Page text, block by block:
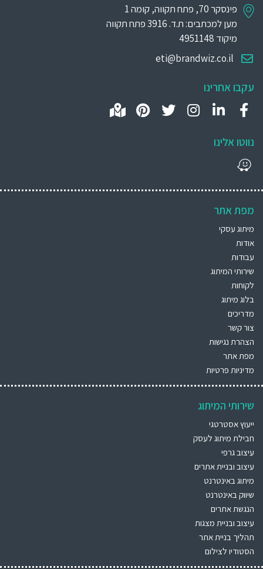
פינסקר 70, פתח תקווה, קומה 1
מען למכתבים: ת.ד. 3916 פתח תקווה
מיקוד 4951148
eti@brandwiz.co.il
עקבו אחרינו
נווטו אלינו
מפת אתר
מיתוג עסקי
אודות
עבודות
שירותי המיתוג
לקוחות
בלוג מיתוג
מדריכים
צור קשר
הצהרת נגישות
מפת אתר
מדיניות פרטיות
שירותי המיתוג
ייעוץ אסטרטגי
חבילת מיתוג לעסק
עיצוב גרפי
עיצוב ובניית אתרים
מיתוג באינטרנט
שיווק באינטרנט
הנגשת אתרים
עיצוב ובניית מצגות
תהליך בניית אתר
הסטודיו לצילום